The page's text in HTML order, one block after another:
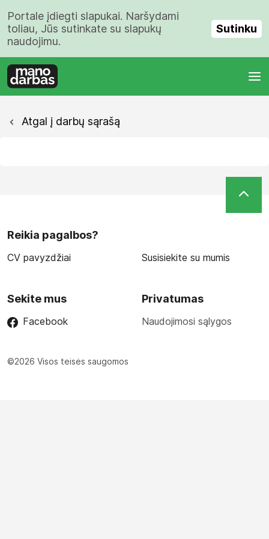
Portale įdiegti slapukai. Naršydami
toliau, Jūs sutinkate su slapukų
naudojimu.
Sutinku
Atgal į darbų sąrašą
Reikia pagalbos?
CV pavyzdžiai Susisiekite su mumis
Sekite mus
Facebook
Privatumas
Naudojimosi sąlygos
©2026 Visos teisės saugomos